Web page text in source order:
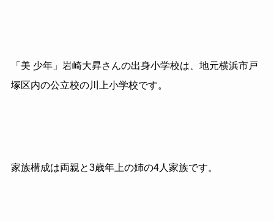
「美 少年」岩崎大昇さんの出身小学校は、地元横浜市戸
塚区内の公立校の川上小学校です。
家族構成は両親と3歳年上の姉の4人家族です。